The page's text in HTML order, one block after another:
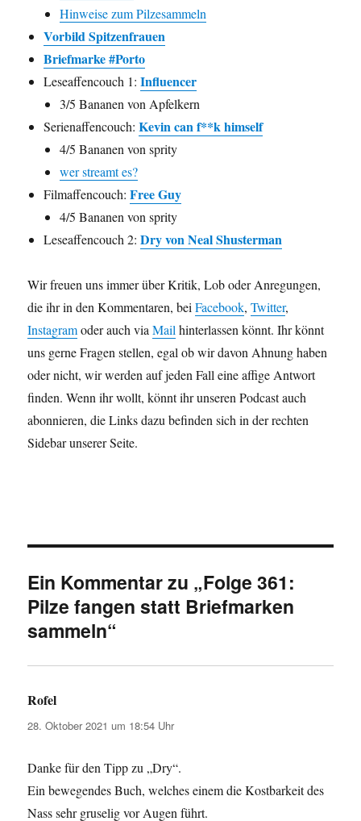
Hinweise zum Pilzesammeln
Vorbild Spitzenfrauen
Briefmarke #Porto
Leseaffencouch 1:Influencer
3/5 Bananen von Apfelkern
Serienaffencouch:Kevin can f**k himself
4/5 Bananen von sprity
wer streamt es?
Filmaffencouch:Free Guy
4/5 Bananen von sprity
Leseaffencouch 2:Dry von Neal Shusterman
Wir freuen uns immer über Kritik, Lob oder Anregungen,
die ihr in den Kommentaren, beiFacebook,Twitter,
Instagramoder auch viaMail hinterlassen könnt. Ihr könnt
uns gerne Fragen stellen, egal ob wir davon Ahnung haben
oder nicht, wir werden auf jeden Fall eine affige Antwort
finden. Wenn ihr wollt, könnt ihr unseren Podcast auch
abonnieren, die Links dazu befinden sich in der rechten
Sidebar unserer Seite.
Ein Kommentar zu „Folge 361:
Pilze fangen statt Briefmarken
sammeln“
Rofel
28. Oktober 2021 um 18:54 Uhr
Danke für den Tipp zu „Dry“.
Ein bewegendes Buch, welches einem die Kostbarkeit des
Nass sehr gruselig vor Augen führt.